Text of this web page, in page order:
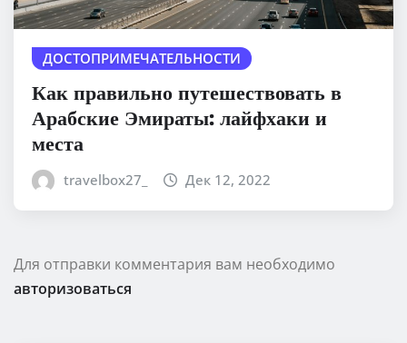
ДОСТОПРИМЕЧАТЕЛЬНОСТИ
Как правильно путешествовать в
Арабские Эмираты: лайфхаки и
места
travelbox27_ Дек 12, 2022
Для отправки комментария вам необходимо
авторизоваться